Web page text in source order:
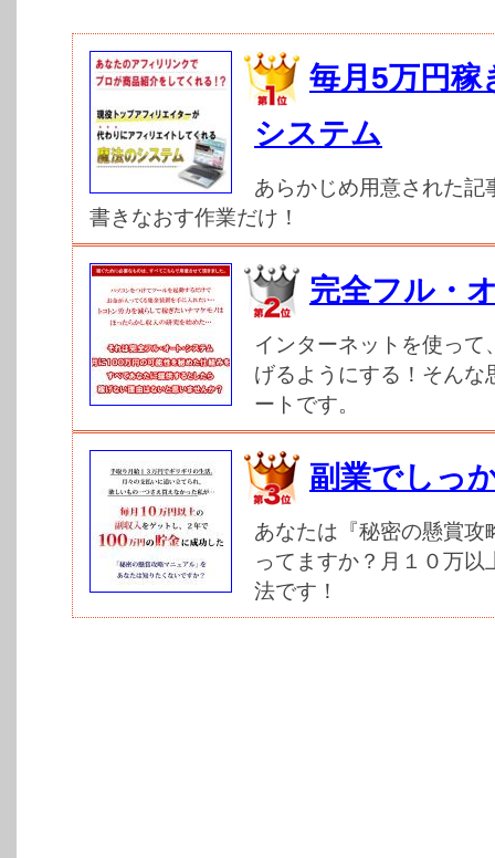
毎月5万円稼
システム
あらかじめ用意された記
書きなおす作業だけ！
完全フル・
インターネットを使って
げるようにする！そんな
ートです。
副業でしっ
あなたは『秘密の懸賞攻
ってますか？月１０万以
法です！